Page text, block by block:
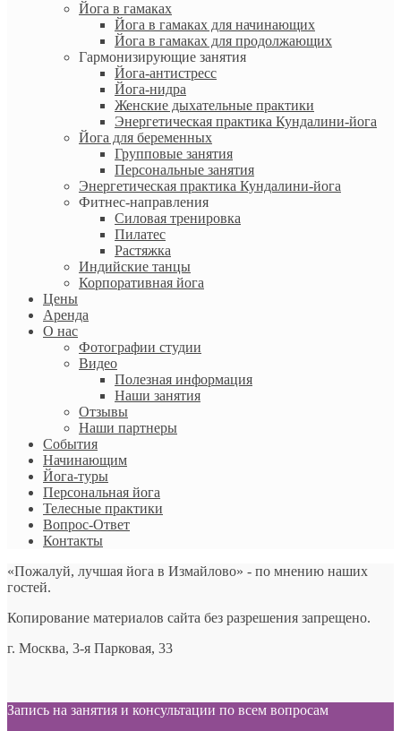
Йога в гамаках
Йога в гамаках для начинающих
Йога в гамаках для продолжающих
Гармонизирующие занятия
Йога-антистресс
Йога-нидра
Женские дыхательные практики
Энергетическая практика Кундалини-йога
Йога для беременных
Групповые занятия
Персональные занятия
Энергетическая практика Кундалини-йога
Фитнес-направления
Силовая тренировка
Пилатес
Растяжка
Индийские танцы
Корпоративная йога
Цены
Аренда
О нас
Фотографии студии
Видео
Полезная информация
Наши занятия
Отзывы
Наши партнеры
События
Начинающим
Йога-туры
Персональная йога
Телесные практики
Вопрос-Ответ
Контакты
«Пожалуй, лучшая йога в Измайлово» - по мнению наших
гостей.
Копирование материалов сайта без разрешения запрещено.
г. Москва, 3-я Парковая, 33
Запись на занятия и консультации по всем вопросам